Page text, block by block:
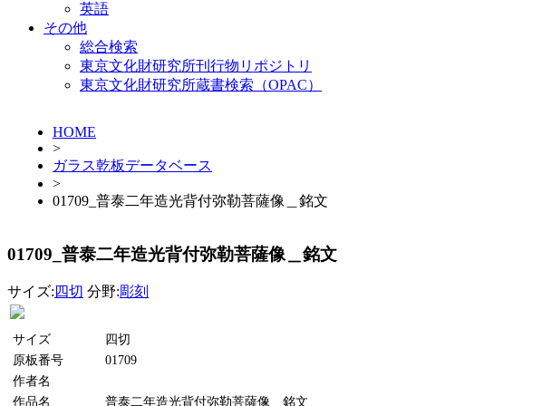
英語
その他
総合検索
東京文化財研究所刊行物リポジトリ
東京文化財研究所蔵書検索（OPAC）
HOME
>
ガラス乾板データベース
>
01709_普泰二年造光背付弥勒菩薩像＿銘文
01709_普泰二年造光背付弥勒菩薩像＿銘文
サイズ: 四切 分野:彫刻
サイズ
四切
原板番号
01709
作者名
作品名
普泰二年造光背付弥勒菩薩像＿銘文